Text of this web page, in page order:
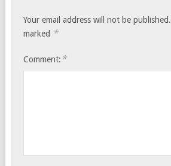
Your email address will not be published.
marked *
Comment: *